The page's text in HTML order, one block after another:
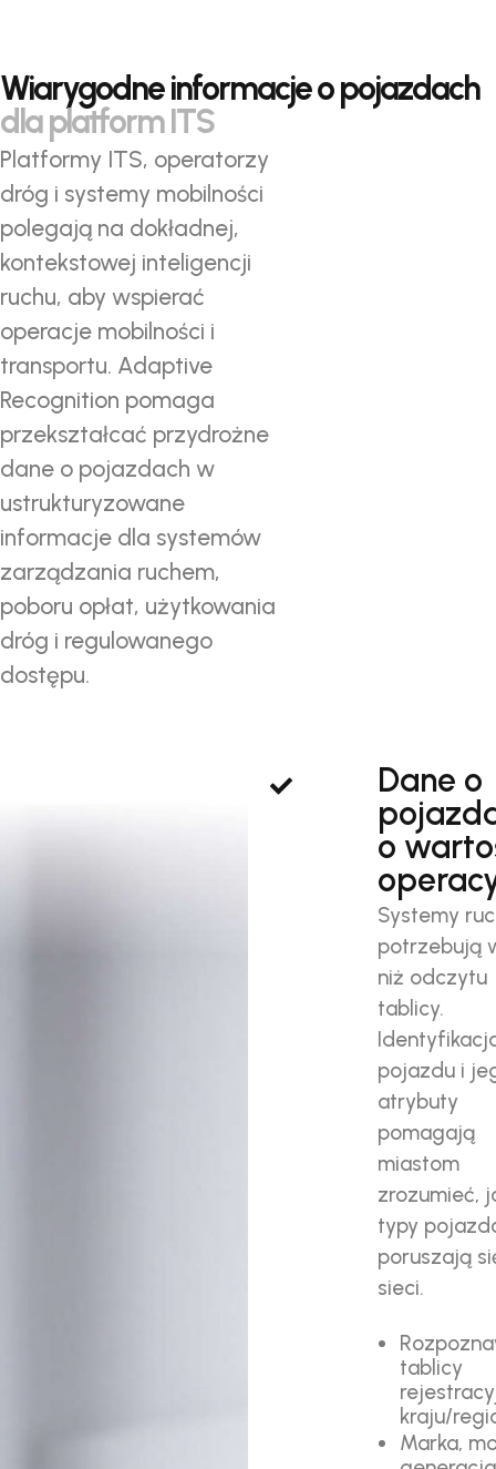
Wiarygodne informacje o pojazdach
dla platform ITS
Platformy ITS, operatorzy
dróg i systemy mobilności
polegają na dokładnej,
kontekstowej inteligencji
ruchu, aby wspierać
operacje mobilności i
transportu. Adaptive
Recognition pomaga
przekształcać przydrożne
dane o pojazdach w
ustrukturyzowane
informacje dla systemów
zarządzania ruchem,
poboru opłat, użytkowania
dróg i regulowanego
dostępu.
Dane o
o
Systemy
potrzebują
niż odczytu
tablicy.
pojazdu i
atrybuty
pomagają
miastom
zrozumieć,
typy
poruszają
sieci.
tablicy
kraju/
Marka,